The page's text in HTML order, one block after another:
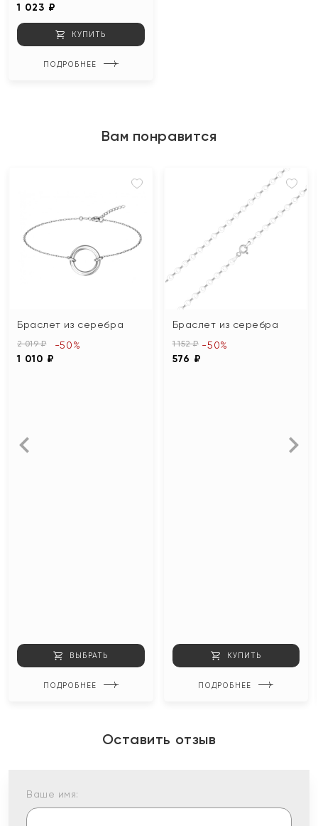
1 023 ₽
КУПИТЬ
ПОДРОБНЕЕ
Вам понравится
Браслет из серебра
2 019 ₽
1 010 ₽
-50%
ВЫБРАТЬ
ПОДРОБНЕЕ
Браслет из серебра
1 152 ₽
576 ₽
-50%
КУПИТЬ
ПОДРОБНЕЕ
Оставить отзыв
Ваше имя: